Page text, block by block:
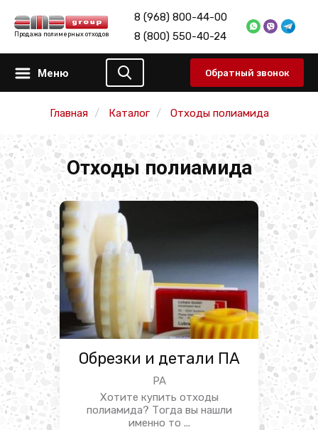
Продажа полимерных отходов
8 (968) 800-44-00
8 (800) 550-40-24
Меню Обратный звонок
Главная Каталог Отходы полиамида
Отходы полиамида
Обрезки и детали ПА
PA
Хотите купить отходы
полиамида? Тогда вы нашли
именно то ...